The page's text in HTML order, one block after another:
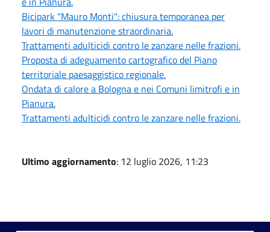
Bicipark "Mauro Monti": chiusura temporanea per
lavori di manutenzione straordinaria.
Trattamenti adulticidi contro le zanzare nelle frazioni.
Proposta di adeguamento cartografico del Piano
territoriale paesaggistico regionale.
Ondata di calore a Bologna e nei Comuni limitrofi e in
Pianura.
Trattamenti adulticidi contro le zanzare nelle frazioni.
Ultimo aggiornamento: 12 luglio 2026, 11:23